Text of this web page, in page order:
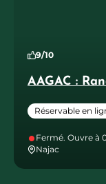
AAGAC :
9/10
Réservable en
Fermé. Ouvre à
Najac